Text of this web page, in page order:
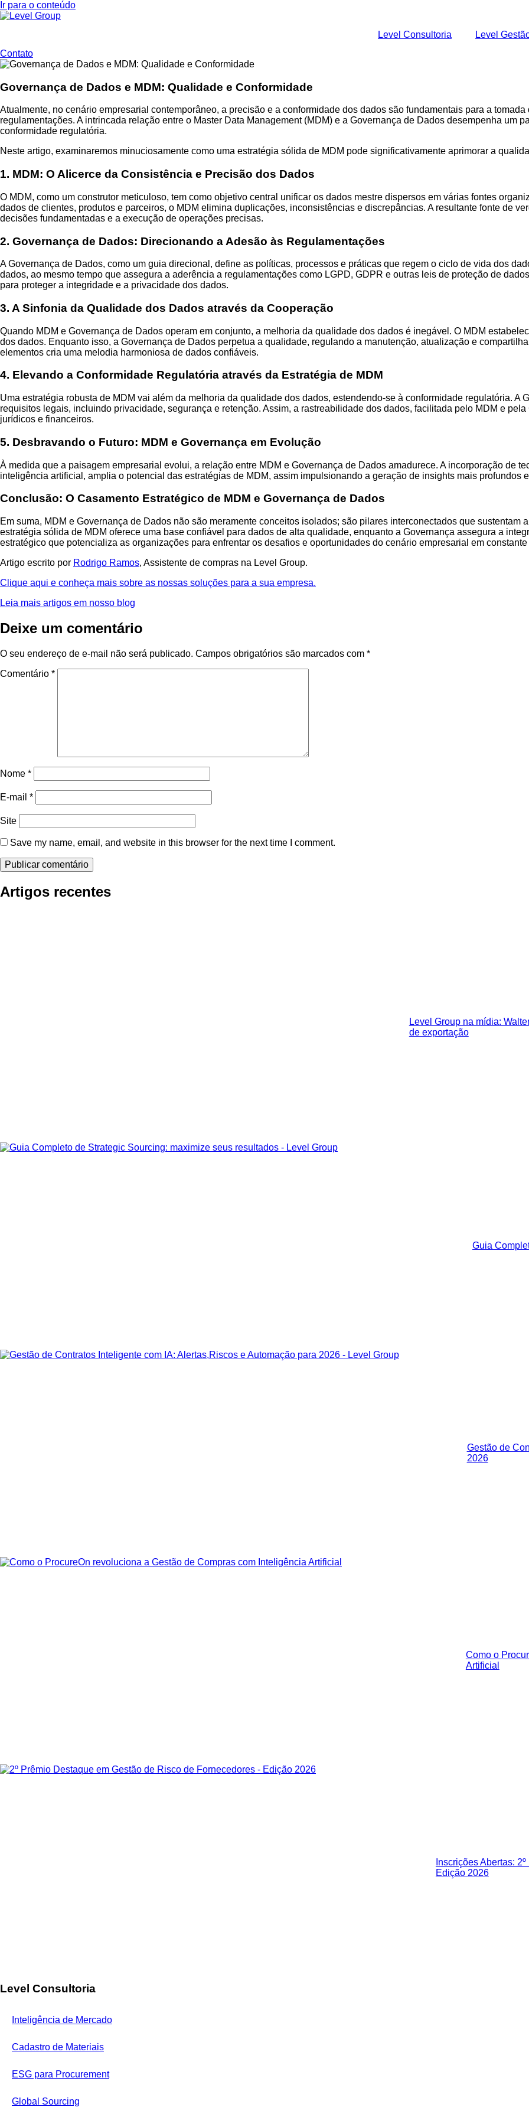
Ir para o conteúdo
Level Consultoria Level
Contato
Governança de Dados e MDM: Qualidade e Conformidade
Atualmente, no cenário empresarial contemporâneo, a precisão e a conformidade dos dados são fundamentais para a
regulamentações. A intrincada relação entre o Master Data Management (MDM) e a Governança de Dados desempenha um
conformidade regulatória.
Neste artigo, examinaremos minuciosamente como uma estratégia sólida de MDM pode significativamente aprimorar a
1. MDM: O Alicerce da Consistência e Precisão dos Dados
O MDM, como um construtor meticuloso, tem como objetivo central unificar os dados mestre dispersos em várias fontes
dados de clientes, produtos e parceiros, o MDM elimina duplicações, inconsistências e discrepâncias. A resultante fonte de
decisões fundamentadas e a execução de operações precisas.
2. Governança de Dados: Direcionando a Adesão às Regulamentações
A Governança de Dados, como um guia direcional, define as políticas, processos e práticas que regem o ciclo de vida dos
dados, ao mesmo tempo que assegura a aderência a regulamentações como LGPD, GDPR e outras leis de proteção de
para proteger a integridade e a privacidade dos dados.
3. A Sinfonia da Qualidade dos Dados através da Cooperação
Quando MDM e Governança de Dados operam em conjunto, a melhoria da qualidade dos dados é inegável. O MDM
dos dados. Enquanto isso, a Governança de Dados perpetua a qualidade, regulando a manutenção, atualização e
elementos cria uma melodia harmoniosa de dados confiáveis.
4. Elevando a Conformidade Regulatória através da Estratégia de MDM
Uma estratégia robusta de MDM vai além da melhoria da qualidade dos dados, estendendo-se à conformidade regulatória. A
requisitos legais, incluindo privacidade, segurança e retenção. Assim, a rastreabilidade dos dados, facilitada pelo MDM e
jurídicos e financeiros.
5. Desbravando o Futuro: MDM e Governança em Evolução
À medida que a paisagem empresarial evolui, a relação entre MDM e Governança de Dados amadurece. A incorporação de
inteligência artificial, amplia o potencial das estratégias de MDM, assim impulsionando a geração de insights mais profundos
Conclusão: O Casamento Estratégico de MDM e Governança de Dados
Em suma, MDM e Governança de Dados não são meramente conceitos isolados; são pilares interconectados que sustentam
estratégia sólida de MDM oferece uma base confiável para dados de alta qualidade, enquanto a Governança assegura a
estratégico que potencializa as organizações para enfrentar os desafios e oportunidades do cenário empresarial em
Artigo escrito por Rodrigo Ramos, Assistente de compras na Level Group.
Clique aqui e conheça mais sobre as nossas soluções para a sua empresa.
Leia mais artigos em nosso blog
Deixe um comentário
O seu endereço de e-mail não será publicado. Campos obrigatórios são marcados com *
Comentário *
Nome *
E-mail *
Site
Save my name, email, and website in this browser for the next time I comment.
Artigos recentes
Level Group na mídia:
de exportação
Guia
Gestão de
2026
Como o
Artificial
Inscrições Abertas:
Edição 2026
Level Consultoria
Inteligência de Mercado
Cadastro de Materiais
ESG para Procurement
Global Sourcing